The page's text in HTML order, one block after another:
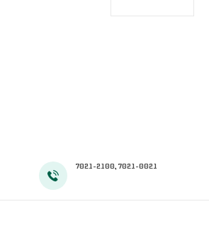
7021-2100, 7021-0021